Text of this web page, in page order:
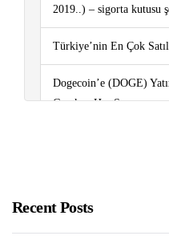
2019..) – sigorta kutusu
Türkiye’nin En Çok
Dogecoin’e (DOGE)
Gereken Her Şey
Recent Posts